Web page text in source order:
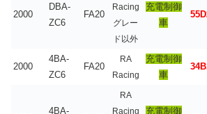
2000
DBA-
ZC6
FA20
Racing
グレー
ド以外
充電制御
車
2000
4BA-
ZC6
FA20
RA
Racing
充電制御
車
4BA-
RA
Racing
充電制御